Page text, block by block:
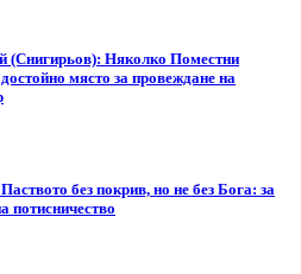
(Снигирьов): Няколко Поместни
място за провеждане на
без покрив, но не без Бога: за
потисничество